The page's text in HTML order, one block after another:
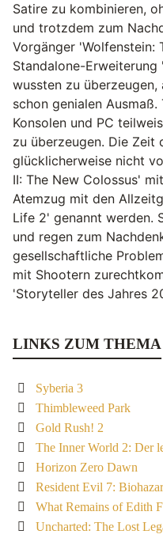
Satire zu kombinieren,
und trotzdem zum
Vorgänger 'Wolfenstein:
Standalone-
wussten zu
schon genialen
Konsolen und PC
zu überzeugen. Die
glücklicherweise nicht
II: The New Colossus'
Atemzug mit den
Life 2' genannt werden.
und regen zum
gesellschaftliche
mit Shootern
'Storyteller des Jahres
LINKS ZUM THEMA
Syberia 3
Thimbleweed Park
Gold Rush! 2
The Inner World 2: Der
Horizon Zero Dawn
Resident Evil 7:
What Remains of Edith
Uncharted: The Lost